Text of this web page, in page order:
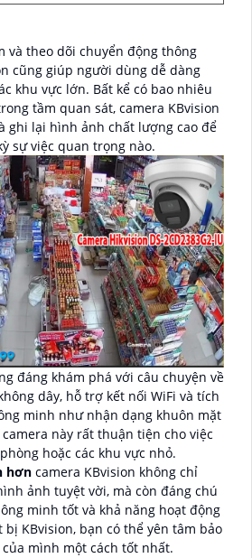
và theo dõi chuyển động thông
cũng giúp người dùng dễ dàng
khu vực lớn. Bất kể có bao nhiêu
tầm quan sát, camera KBvision
ghi lại hình ảnh chất lượng cao để
sự việc quan trọng nào.
đáng khám phá với câu chuyện về
dây, hỗ trợ kết nối WiFi và tích
minh như nhận dạng khuôn mặt
này rất thuận tiện cho việc
hoặc các khu vực nhỏ.
hơn camera KBvision không chỉ
ảnh tuyệt vời, mà còn đáng chú
minh tốt và khả năng hoạt động
KBvision, bạn có thể yên tâm bảo
mình một cách tốt nhất.